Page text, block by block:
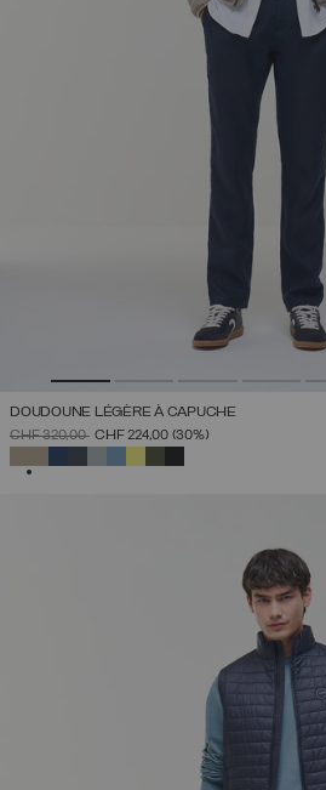
DOUDOUNE LÉGÈRE À CAPUCHE
PRIX RÉDUIT DE
CHF 320,00ÀCHF 224,00 (30%)